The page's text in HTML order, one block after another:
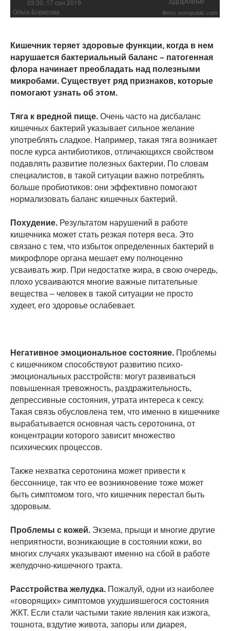
03:30, 17 сен 2019
Ольга Борисова Фото: isorepublic.com
Кишечник теряет здоровые функции, когда в нем
нарушается бактериальный баланс – патогенная
флора начинает преобладать над полезными
микробами. Существует ряд признаков, которые
помогают узнать об этом.
Тяга к вредной пище. Очень часто на дисбаланс
кишечных бактерий указывает сильное желание
употреблять сладкое. Например, такая тяга возникает
после курса антибиотиков, отличающихся свойством
подавлять развитие полезных бактерии. По словам
специалистов, в такой ситуации важно потреблять
больше пробиотиков: они эффективно помогают
нормализовать баланс кишечных бактерий.
Похудение. Результатом нарушений в работе
кишечника может стать резкая потеря веса. Это
связано с тем, что избыток определенных бактерий в
микрофлоре органа мешает ему полноценно
усваивать жир. При недостатке жира, в свою очередь,
плохо усваиваются многие важные питательные
вещества – человек в такой ситуации не просто
худеет, его здоровье ослабевает.
Негативное эмоциональное состояние. Проблемы
с кишечником способствуют развитию психо-
эмоциональных расстройств: могут развиваться
повышенная тревожность, раздражительность,
депрессивные состояния, утрата интереса к сексу.
Такая связь обусловлена тем, что именно в кишечнике
вырабатывается основная часть серотонина, от
концентрации которого зависит множество
психических процессов.
Также нехватка серотонина может привести к
бессоннице, так что ее возникновение тоже может
быть симптомом того, что кишечник перестал быть
здоровым.
Проблемы с кожей. Экзема, прыщи и многие другие
неприятности, возникающие в состоянии кожи, во
многих случаях указывают именно на сбой в работе
желудочно-кишечного тракта.
Расстройства желудка. Пожалуй, одни из наиболее
«говорящих» симптомов ухудшившегося состояния
ЖКТ. Если стали частыми такие явления как изжога,
тошнота, вздутие живота, запоры или диарея,